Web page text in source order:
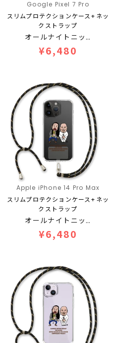
Google Pixel 7 Pro
スリムプロテクションケース+ネッ
クストラップ
オールナイトニッ…
¥6,480
Apple iPhone 14 Pro Max
スリムプロテクションケース+ネッ
クストラップ
オールナイトニッ…
¥6,480